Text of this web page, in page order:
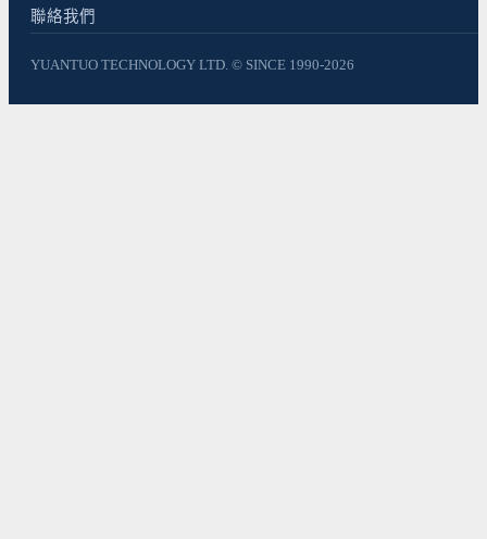
聯絡我們
YUANTUO TECHNOLOGY LTD. © SINCE 1990-2026